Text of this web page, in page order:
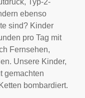
ebenso
sind? Kinder
pro Tag mit
Fernsehen,
Unsere Kinder,
gemachten
bombardiert.